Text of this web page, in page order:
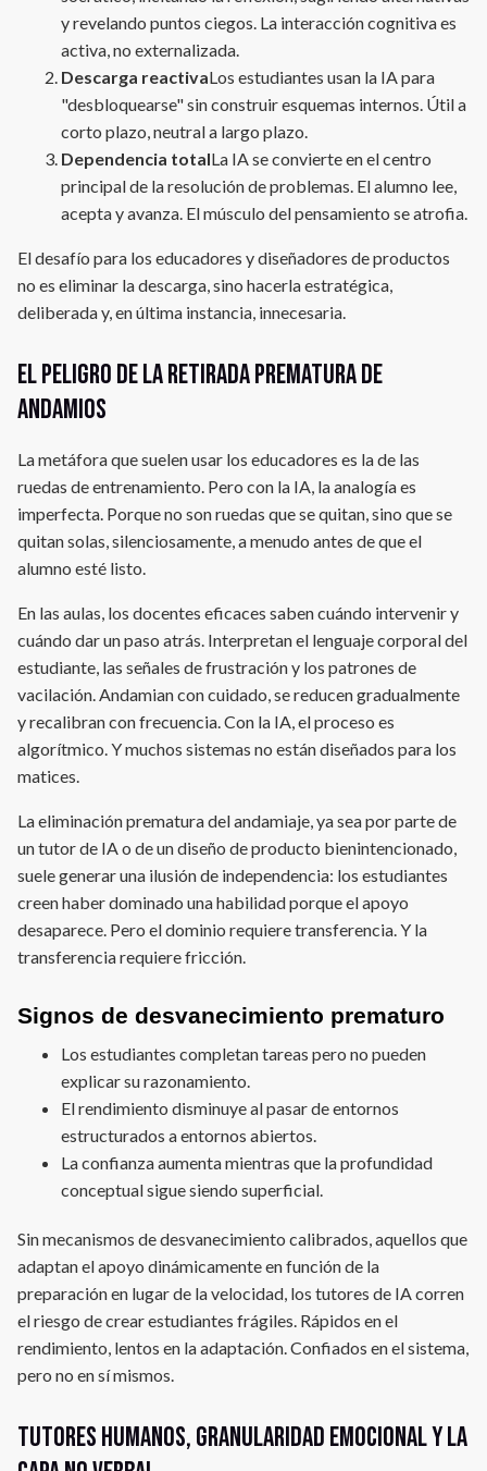
y revelando puntos ciegos. La interacción cognitiva es
activa, no externalizada.
Descarga reactivaLos estudiantes usan la IA para
"desbloquearse" sin construir esquemas internos. Útil a
corto plazo, neutral a largo plazo.
Dependencia totalLa IA se convierte en el centro
principal de la resolución de problemas. El alumno lee,
acepta y avanza. El músculo del pensamiento se atrofia.
El desafío para los educadores y diseñadores de productos
no es eliminar la descarga, sino hacerla estratégica,
deliberada y, en última instancia, innecesaria.
El peligro de la retirada prematura de
andamios
La metáfora que suelen usar los educadores es la de las
ruedas de entrenamiento. Pero con la IA, la analogía es
imperfecta. Porque no son ruedas que se quitan, sino que se
quitan solas, silenciosamente, a menudo antes de que el
alumno esté listo.
En las aulas, los docentes eficaces saben cuándo intervenir y
cuándo dar un paso atrás. Interpretan el lenguaje corporal del
estudiante, las señales de frustración y los patrones de
vacilación. Andamian con cuidado, se reducen gradualmente
y recalibran con frecuencia. Con la IA, el proceso es
algorítmico. Y muchos sistemas no están diseñados para los
matices.
La eliminación prematura del andamiaje, ya sea por parte de
un tutor de IA o de un diseño de producto bienintencionado,
suele generar una ilusión de independencia: los estudiantes
creen haber dominado una habilidad porque el apoyo
desaparece. Pero el dominio requiere transferencia. Y la
transferencia requiere fricción.
Signos de desvanecimiento prematuro
Los estudiantes completan tareas pero no pueden
explicar su razonamiento.
El rendimiento disminuye al pasar de entornos
estructurados a entornos abiertos.
La confianza aumenta mientras que la profundidad
conceptual sigue siendo superficial.
Sin mecanismos de desvanecimiento calibrados, aquellos que
adaptan el apoyo dinámicamente en función de la
preparación en lugar de la velocidad, los tutores de IA corren
el riesgo de crear estudiantes frágiles. Rápidos en el
rendimiento, lentos en la adaptación. Confiados en el sistema,
pero no en sí mismos.
Tutores humanos, granularidad emocional y la